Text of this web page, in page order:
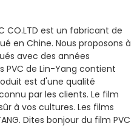
CO.LTD est un fabricant de
en Chine. Nous proposons à
avec des années
PVC de Lin-Yang contient
est d'une qualité
par les clients. Le film
à vos cultures. Les films
Dites bonjour du film PVC